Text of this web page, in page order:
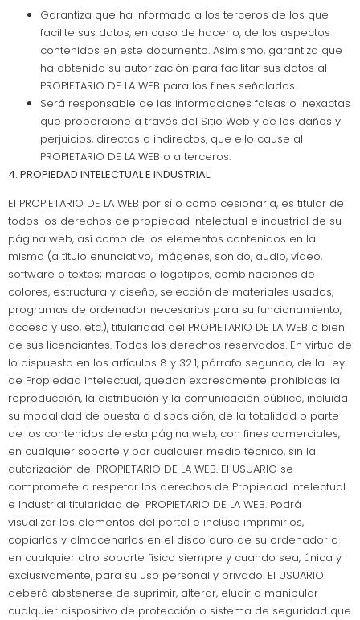
Garantiza que ha informado a los terceros de los que
facilite sus datos, en caso de hacerlo, de los aspectos
contenidos en este documento. Asimismo, garantiza que
ha obtenido su autorización para facilitar sus datos al
PROPIETARIO DE LA WEB para los fines señalados.
Será responsable de las informaciones falsas o inexactas
que proporcione a través del Sitio Web y de los daños y
perjuicios, directos o indirectos, que ello cause al
PROPIETARIO DE LA WEB o a terceros.
4. PROPIEDAD INTELECTUAL E INDUSTRIAL:
El PROPIETARIO DE LA WEB por sí o como cesionaria, es titular de
todos los derechos de propiedad intelectual e industrial de su
página web, así como de los elementos contenidos en la
misma (a título enunciativo, imágenes, sonido, audio, vídeo,
software o textos; marcas o logotipos, combinaciones de
colores, estructura y diseño, selección de materiales usados,
programas de ordenador necesarios para su funcionamiento,
acceso y uso, etc.), titularidad del PROPIETARIO DE LA WEB o bien
de sus licenciantes. Todos los derechos reservados. En virtud de
lo dispuesto en los artículos 8 y 32.1, párrafo segundo, de la Ley
de Propiedad Intelectual, quedan expresamente prohibidas la
reproducción, la distribución y la comunicación pública, incluida
su modalidad de puesta a disposición, de la totalidad o parte
de los contenidos de esta página web, con fines comerciales,
en cualquier soporte y por cualquier medio técnico, sin la
autorización del PROPIETARIO DE LA WEB. El USUARIO se
compromete a respetar los derechos de Propiedad Intelectual
e Industrial titularidad del PROPIETARIO DE LA WEB. Podrá
visualizar los elementos del portal e incluso imprimirlos,
copiarlos y almacenarlos en el disco duro de su ordenador o
en cualquier otro soporte físico siempre y cuando sea, única y
exclusivamente, para su uso personal y privado. El USUARIO
deberá abstenerse de suprimir, alterar, eludir o manipular
cualquier dispositivo de protección o sistema de seguridad que